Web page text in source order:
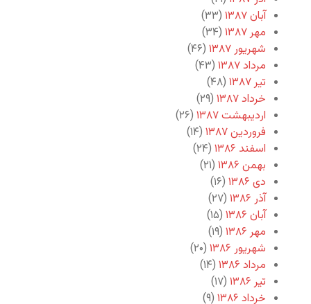
آبان ۱۳۸۷
(۳۳)
مهر ۱۳۸۷
(۳۴)
شهریور ۱۳۸۷
(۴۶)
مرداد ۱۳۸۷
(۴۳)
تیر ۱۳۸۷
(۴۸)
خرداد ۱۳۸۷
(۲۹)
اردیبهشت ۱۳۸۷
(۲۶)
فروردین ۱۳۸۷
(۱۴)
اسفند ۱۳۸۶
(۲۴)
بهمن ۱۳۸۶
(۲۱)
دی ۱۳۸۶
(۱۶)
آذر ۱۳۸۶
(۲۷)
آبان ۱۳۸۶
(۱۵)
مهر ۱۳۸۶
(۱۹)
شهریور ۱۳۸۶
(۲۰)
مرداد ۱۳۸۶
(۱۴)
تیر ۱۳۸۶
(۱۷)
خرداد ۱۳۸۶
(۹)